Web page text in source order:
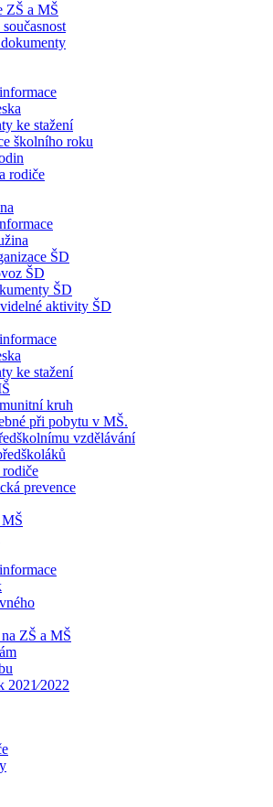
ZŠ a MŠ
ke stažení
školního roku
rodiče
ŠD
ŠD
ŠD
aktivity ŠD
ke stažení
kruh
při pobytu v MŠ.
vzdělávání
rodiče
prevence
ZŠ a MŠ
2021⁄2022